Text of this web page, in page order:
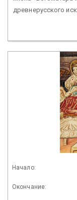
древнерусского
Начало:
Окончание: